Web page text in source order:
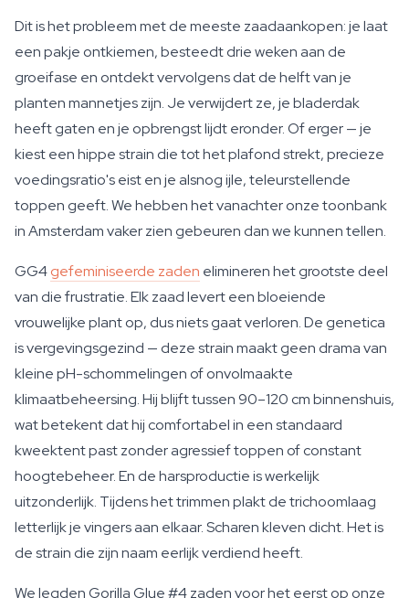
Dit is het probleem met de meeste zaadaankopen: je laat
een pakje ontkiemen, besteedt drie weken aan de
groeifase en ontdekt vervolgens dat de helft van je
planten mannetjes zijn. Je verwijdert ze, je bladerdak
heeft gaten en je opbrengst lijdt eronder. Of erger — je
kiest een hippe strain die tot het plafond strekt, precieze
voedingsratio's eist en je alsnog ijle, teleurstellende
toppen geeft. We hebben het vanachter onze toonbank
in Amsterdam vaker zien gebeuren dan we kunnen tellen.
GG4gefeminiseerde zaden elimineren het grootste deel
van die frustratie. Elk zaad levert een bloeiende
vrouwelijke plant op, dus niets gaat verloren. De genetica
is vergevingsgezind — deze strain maakt geen drama van
kleine pH-schommelingen of onvolmaakte
klimaatbeheersing. Hij blijft tussen 90–120 cm binnenshuis,
wat betekent dat hij comfortabel in een standaard
kweektent past zonder agressief toppen of constant
hoogtebeheer. En de harsproductie is werkelijk
uitzonderlijk. Tijdens het trimmen plakt de trichoomlaag
letterlijk je vingers aan elkaar. Scharen kleven dicht. Het is
de strain die zijn naam eerlijk verdiend heeft.
We legden Gorilla Glue #4 zaden voor het eerst op onze